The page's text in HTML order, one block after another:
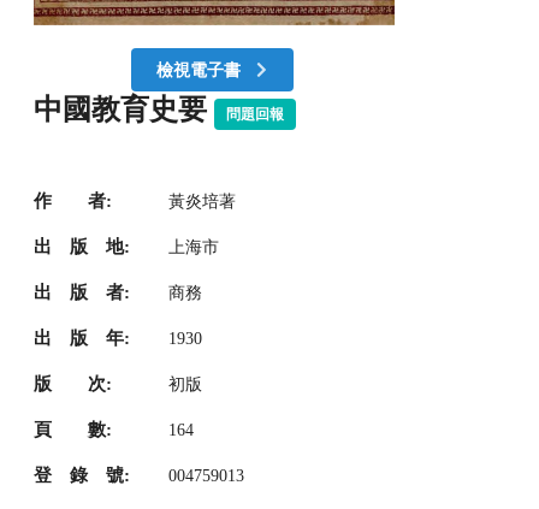
檢視電子書
中國教育史要 問題回報
作 者: 黃炎培著
出 版 地: 上海市
出 版 者: 商務
出 版 年: 1930
版 次: 初版
頁 數: 164
登 錄 號: 004759013